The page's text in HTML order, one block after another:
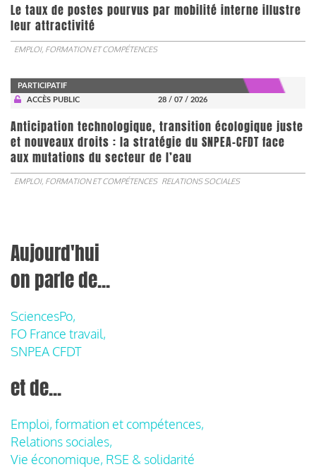
Le taux de postes pourvus par mobilité interne illustre
leur attractivité
EMPLOI, FORMATION ET COMPÉTENCES
PARTICIPATIF
ACCÈS PUBLIC
28 / 07 / 2026
Anticipation technologique, transition écologique juste
et nouveaux droits : la stratégie du SNPEA-CFDT face
aux mutations du secteur de l’eau
EMPLOI, FORMATION ET COMPÉTENCES RELATIONS SOCIALES
Aujourd'hui
on parle de...
SciencesPo,
FO France travail,
SNPEA CFDT
et de...
Emploi, formation et compétences,
Relations sociales,
Vie économique, RSE & solidarité